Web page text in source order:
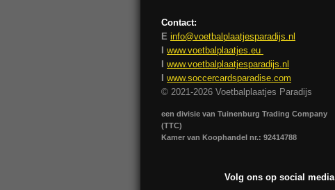
Contact:
E info@voetbalplaatjesparadijs.nl
I www.voetbalplaatjes.eu
I www.voetbalplaatjesparadijs.nl
I www.soccercardsparadise.com
© 2021-2026 Voetbalplaatjes Paradijs
een divisie van Tuinenburg Trading Company
(TTC)
Kamer van Koophandel nr.: 92414788
Volg ons op social media